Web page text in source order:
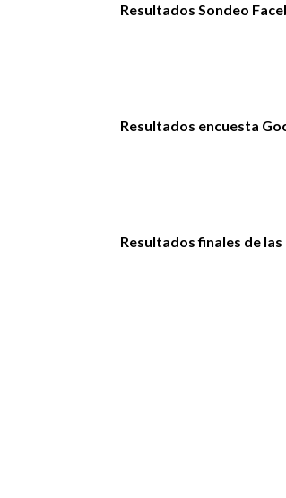
Resultados Sondeo
Resultados encuesta
Resultados finales de